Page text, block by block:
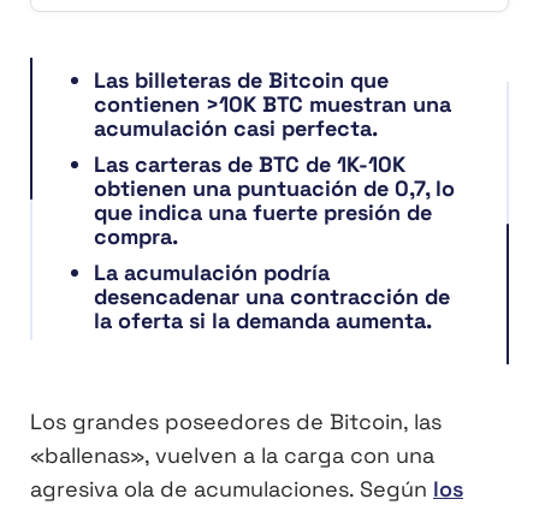
Las billeteras de Bitcoin que
contienen >10K BTC muestran una
acumulación casi perfecta.
Las carteras de BTC de 1K-10K
obtienen una puntuación de 0,7, lo
que indica una fuerte presión de
compra.
La acumulación podría
desencadenar una contracción de
la oferta si la demanda aumenta.
Los grandes poseedores de Bitcoin, las
«ballenas», vuelven a la carga con una
agresiva ola de acumulaciones. Según los